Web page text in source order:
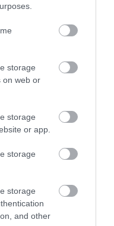
storage
on web or
storage
or app.
storage
storage
and other
06
TÖRTÉNE...
06|Sport
A MARKHOT FERENC
MINT 70 ...